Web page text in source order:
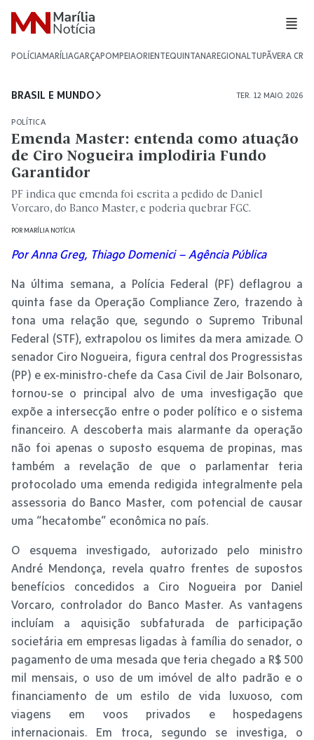
POLÍCIAMARÍLIAGARÇAPOMPEIAORIENTEQUINTANAREGIONALTUPÃVERA CRUZ
BRASIL E MUNDO TER. 12 MAIO. 2026
POLÍTICA
Emenda Master: entenda como atuação
de Ciro Nogueira implodiria Fundo
Garantidor
PF indica que emenda foi escrita a pedido de Daniel
Vorcaro, do Banco Master, e poderia quebrar FGC.
POR MARÍLIA NOTÍCIA
Por Anna Greg, Thiago Domenici – Agência Pública
Na última semana, a Polícia Federal (PF) deflagrou a
quinta fase da Operação Compliance Zero, trazendo à
tona uma relação que, segundo o Supremo Tribunal
Federal (STF), extrapolou os limites da mera amizade. O
senador Ciro Nogueira, figura central dos Progressistas
(PP) e ex-ministro-chefe da Casa Civil de Jair Bolsonaro,
tornou-se o principal alvo de uma investigação que
expõe a intersecção entre o poder político e o sistema
financeiro. A descoberta mais alarmante da operação
não foi apenas o suposto esquema de propinas, mas
também a revelação de que o parlamentar teria
protocolado uma emenda redigida integralmente pela
assessoria do Banco Master, com potencial de causar
uma “hecatombe” econômica no país.
O esquema investigado, autorizado pelo ministro
André Mendonça, revela quatro frentes de supostos
benefícios concedidos a Ciro Nogueira por Daniel
Vorcaro, controlador do Banco Master. As vantagens
incluíam a aquisição subfaturada de participação
societária em empresas ligadas à família do senador, o
pagamento de uma mesada que teria chegado a R$ 500
mil mensais, o uso de um imóvel de alto padrão e o
financiamento de um estilo de vida luxuoso, com
viagens em voos privados e hospedagens
internacionais. Em troca, segundo se investiga, o